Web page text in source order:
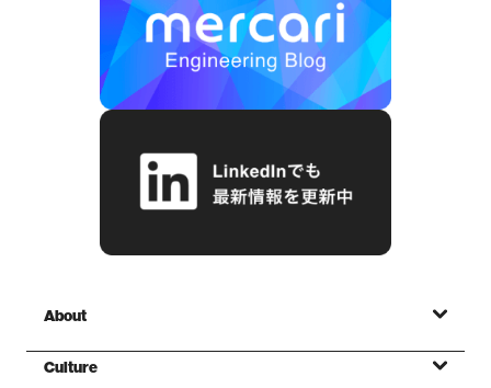
About
Culture